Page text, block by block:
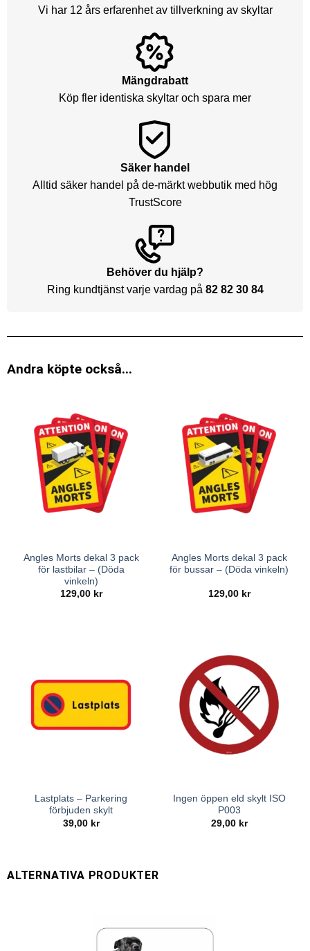
Vi har 12 års erfarenhet av tillverkning av skyltar
Mängdrabatt
Köp fler identiska skyltar och spara mer
Säker handel
Alltid säker handel på de-märkt webbutik med hög
TrustScore
Behöver du hjälp?
Ring kundtjänst varje vardag på 82 82 30 84
Andra köpte också...
Angles Morts dekal 3 pack
för lastbilar – (Döda
vinkeln)
129,00 kr
Angles Morts dekal 3 pack
för bussar – (Döda vinkeln)
129,00 kr
Lastplats – Parkering
förbjuden skylt
39,00 kr
Ingen öppen eld skylt ISO
P003
29,00 kr